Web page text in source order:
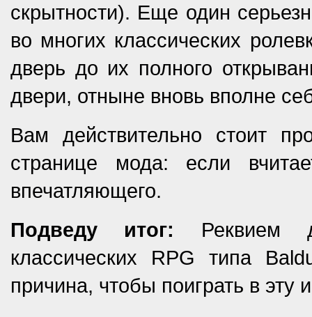
скрытности). Еще один
во многих классических
дверь до их полного
двери, отныне вновь вполне
Вам действительно стоит
странице мода: если
впечатляющего.
Подведу итог:
Реквием
классических RPG типа
причина, чтобы поиграть в эту